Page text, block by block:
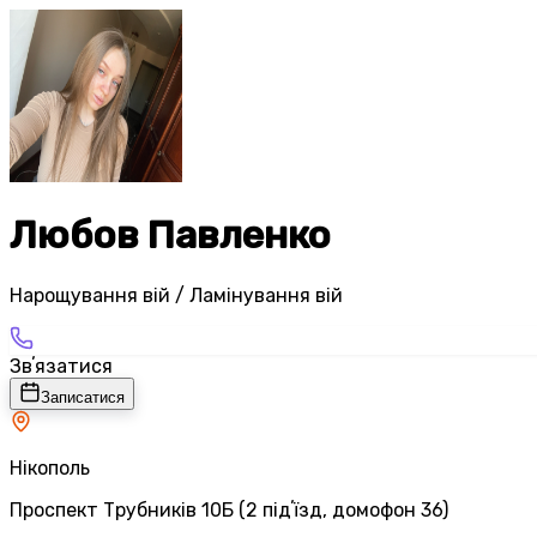
Любов Павленко
Нарощування вій / Ламінування вій
Звʼязатися
Записатися
Нікополь
Проспект Трубників 10Б (2 підʼїзд, домофон 36)